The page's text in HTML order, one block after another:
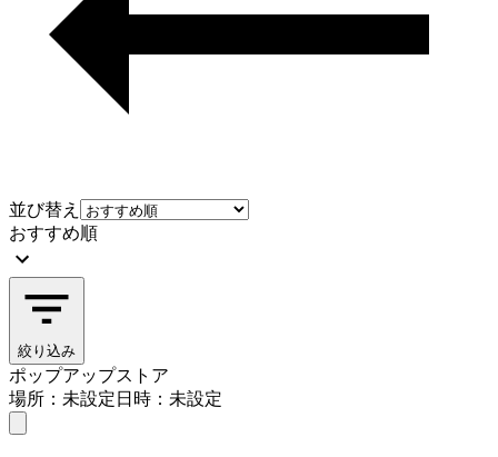
並び替え
おすすめ順
絞り込み
ポップアップストア
場所：未設定日時：未設定